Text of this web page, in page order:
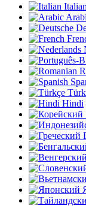
Italian
Hindi